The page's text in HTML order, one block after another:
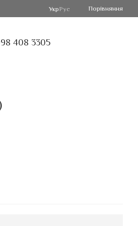
УкрРус Порівняння
408 3305